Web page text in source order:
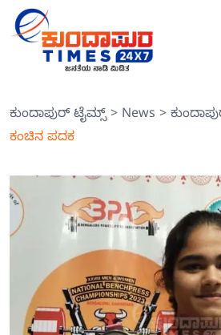
ಕುಂದಾಪುರ್ ಟೈಮ್ಸ್> News >
ಕಂಚಿನ ಪದಕ